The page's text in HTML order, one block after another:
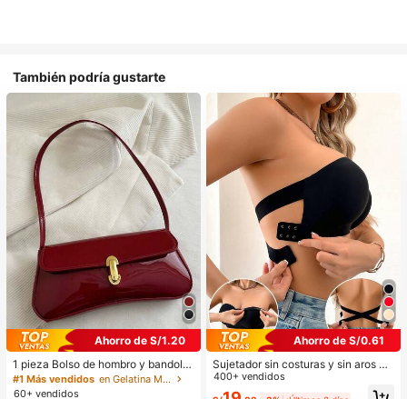
También podría gustarte
Ahorro de S/1.20
1 pieza Bolso de hombro y bandoler
a de cuero sintético aceitado retro
para mujer, adecuado para citas, sa
#1 Más vendidos
en Gelatina Monedero
60+ vendidos
Ahorro de S/0.61
Sujetador sin costuras y sin aros pa
ra mujer, sexy con laterales antidesl
izantes, almohadillas extraíbles y e
400+ vendidos